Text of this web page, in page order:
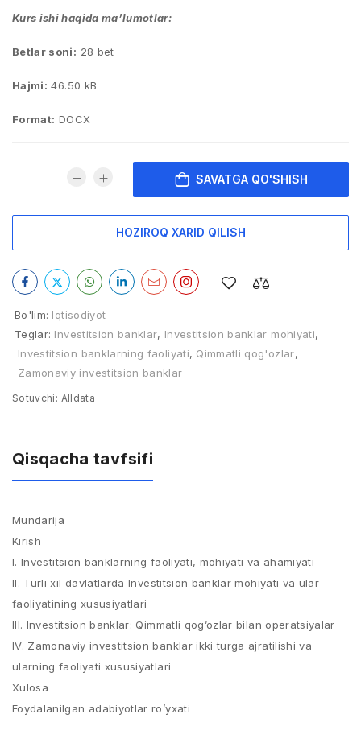
Kurs ishi haqida ma’lumotlar:
Betlar soni: 28 bet
Hajmi: 46.50 kB
Format: DOCX
SAVATGA QO'SHISH
HOZIROQ XARID QILISH
Bo'lim: Iqtisodiyot
Teglar: Investitsion banklar, Investitsion banklar mohiyati,
Investitsion banklarning faoliyati, Qimmatli qog'ozlar,
Zamonaviy investitsion banklar
Sotuvchi: Alldata
Qisqacha tavfsifi
Mundarija
Kirish
I. Investitsion banklarning faoliyati, mohiyati va ahamiyati
II. Turli xil davlatlarda Investitsion banklar mohiyati va ular
faoliyatining xususiyatlari
III. Investitsion banklar: Qimmatli qog’ozlar bilan operatsiyalar
IV. Zamonaviy investitsion banklar ikki turga ajratilishi va
ularning faoliyati xususiyatlari
Xulosa
Foydalanilgan adabiyotlar ro’yxati